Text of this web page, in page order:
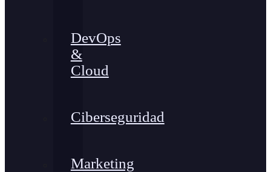
DevOps
&
Cloud
Ciberseguridad
Marketing